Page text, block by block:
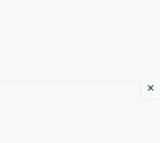
×